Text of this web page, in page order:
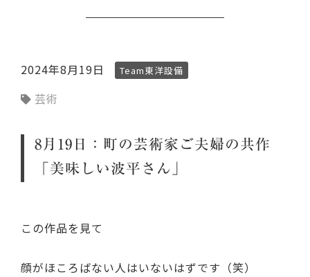
2024年8月19日 Team東洋設備
芸術
8月19日：町の芸術家ご夫婦の共作
「美味しい波平さん」
この作品を見て
顔がほころばない人はいないはずです（笑）